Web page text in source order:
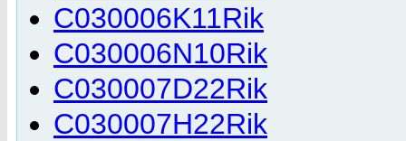
C030006K11Rik
C030006N10Rik
C030007D22Rik
C030007H22Rik